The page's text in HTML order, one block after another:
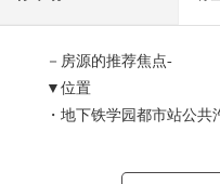
－房源的推荐焦点-
▼位置
・地下铁学园都市站公共